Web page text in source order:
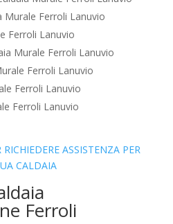
Murale Ferroli Lanuvio
Ferroli Lanuvio
Murale Ferroli Lanuvio
Ferroli Lanuvio
Ferroli Lanuvio
Ferroli Lanuvio
ASSISTENZA PER
CALDAIA
Ferroli